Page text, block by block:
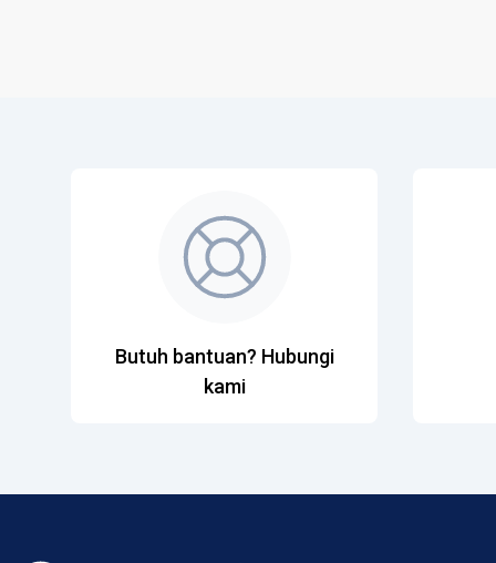
Butuh bantuan? Hubungi
kami